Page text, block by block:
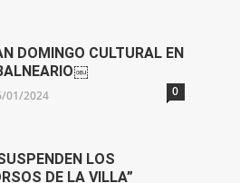
DOMINGO CULTURAL EN
01/2024 0
LOS
DE LA VILLA”